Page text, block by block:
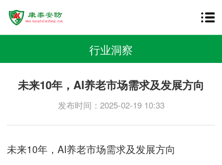
行业洞察
未来10年，AI养老市场需求及发展方向
发布时间：2025-02-19 10:33
未来10年，AI养老市场需求及发展方向